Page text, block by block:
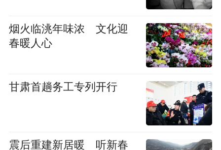
烟火临洮年味浓 文化迎
春暖人心
甘肃首趟务工专列开行
震后重建新居暖 听新春